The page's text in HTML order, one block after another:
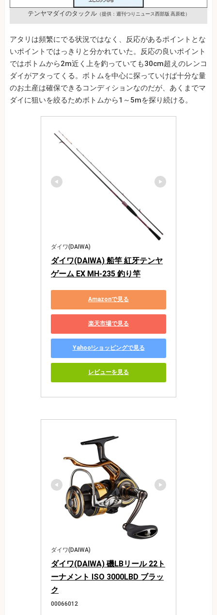
テンヤマダイのタックル（提供：週刊つりニュース西部版 高原稔）
アタリは頻繁にでる状況ではなく、反応があるポイントとな
いポイントではっきりと分かれていた。反応の良いポイント
ではボトムから2m近く上を釣っていても30cm超えのレンコ
ダイがアタってくる。ボトムを中心に探っていけば十分な量
のお土産は確保できるコンディションなのだが、あくまでマ
ダイに狙いを絞るためボトムから1～5mを探り続ける。
ダイワ(DAIWA)
ダイワ(DAIWA) 船竿 紅牙テンヤ
ゲーム EX MH-235 釣り竿
Amazonで見る
楽天市場で見る
Yahoo!ショッピングで見る
レビューを見る
ダイワ(DAIWA)
ダイワ(DAIWA) 磯LBリール 22ト
ーナメント ISO 3000LBD ブラッ
ク
00066012